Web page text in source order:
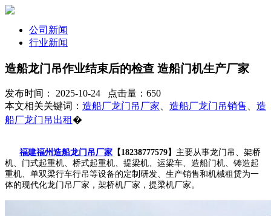
公司新闻
行业新闻
造船龙门吊作业结束后的检查 造船门机生产厂家
发布时间： 2025-10-24 点击量：650
本文相关关键词： 造船厂龙门吊厂家、 造船厂龙门吊销售 、 造
船厂龙门吊出租 �
福建福州造船龙门吊厂家 【18238777579】 主要从事龙门吊、架桥
机、门式起重机、桥式起重机、提梁机、运梁车、造船门机、铸造起
重机、单双梁行车行吊等设备的定制研发、生产销售和机械租赁为一
体的现代化龙门吊厂家，架桥机厂家，提梁机厂家。